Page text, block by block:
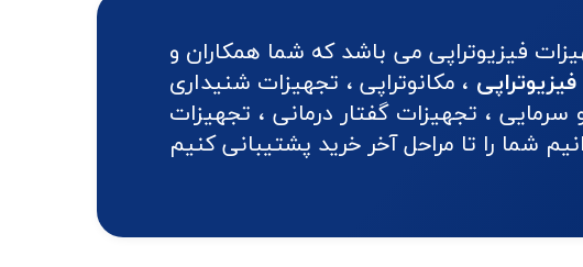
فیزیوتراپی می باشد که شما همکاران و
، مکانوتراپی ، تجهیزات شنیداری
، تجهیزات گفتار درمانی ، تجهیزات
شما را تا مراحل آخر خرید پشتیبانی کنیم